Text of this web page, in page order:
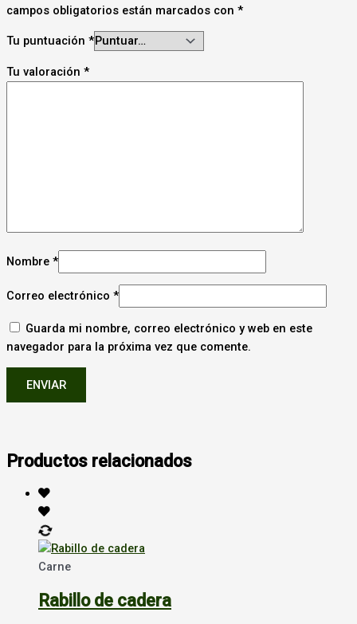
campos obligatorios están marcados con *
Tu puntuación *
Tu valoración *
Nombre *
Correo electrónico *
Guarda mi nombre, correo electrónico y web en este
navegador para la próxima vez que comente.
Productos relacionados
Carne
Rabillo de cadera